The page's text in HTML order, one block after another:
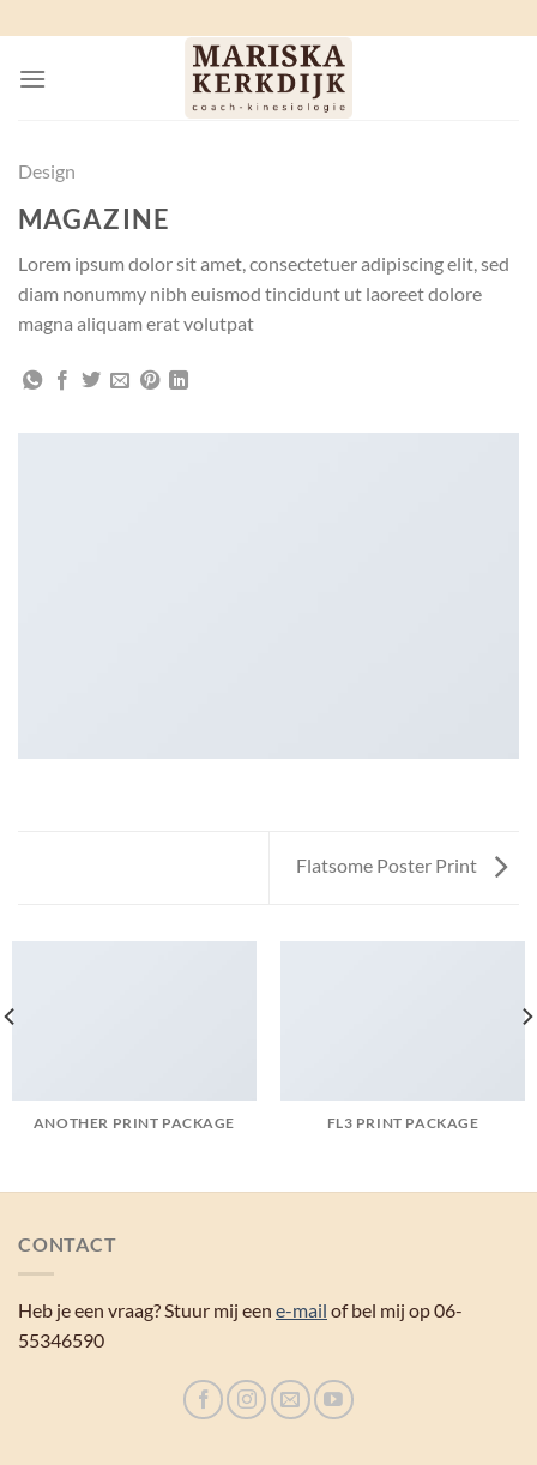
naar
inhoud
Design
MAGAZINE
Lorem ipsum dolor sit amet, consectetuer adipiscing elit, sed
diam nonummy nibh euismod tincidunt ut laoreet dolore
magna aliquam erat volutpat
Flatsome Poster Print
ANOTHER PRINT PACKAGE FL3 PRINT PACKAGE
CONTACT
Heb je een vraag? Stuur mij een e-mail of bel mij op 06-
55346590